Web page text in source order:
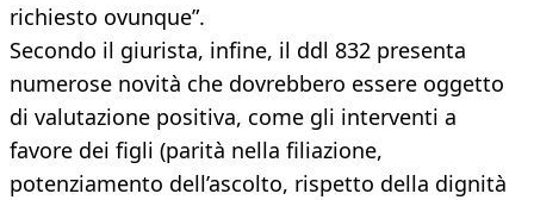
richiesto ovunque”.
Secondo il giurista, infine, il ddl 832 presenta
numerose novità che dovrebbero essere oggetto
di valutazione positiva, come gli interventi a
favore dei figli (parità nella filiazione,
potenziamento dell’ascolto, rispetto della dignità